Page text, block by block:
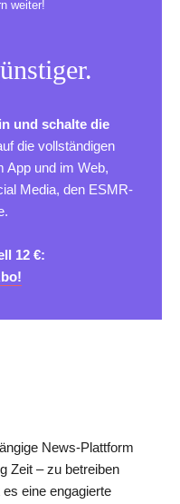
weiter!
und schalte die
die vollständigen
App und im Web,
Media, den ESMR-
12 €:
News-Plattform
Zeit – zu betreiben
eine engagierte